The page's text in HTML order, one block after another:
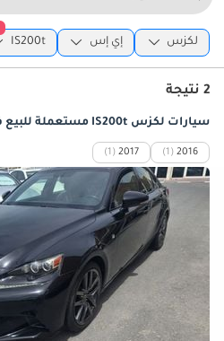
لكزس إي إس IS200t
2 نتيجة
سيارات لكزس IS200t مستعملة للبيع في دبي
2016
(1)
2017
(1)